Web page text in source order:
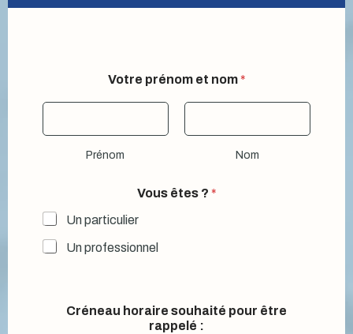
Votre prénom et nom *
Prénom Nom
Vous êtes ? *
Un particulier
Un professionnel
Créneau horaire souhaité pour être
rappelé :